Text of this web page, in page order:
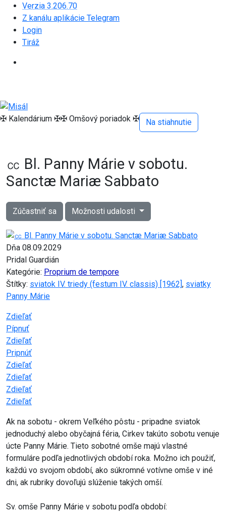
Verzia 3.206.70
Z kanálu aplikácie Telegram
Login
Tiráž
✠ Kalendárium ✠✠ Omšový poriadok ✠ Na stiahnutie
㏄ Bl. Panny Márie v sobotu.
Sanctæ Mariæ Sabbato
Zúčastniť sa Možnosti udalosti
Dňa 08.09.2029
Pridal Guardián
Kategórie: Proprium de tempore
Štítky: sviatok IV. triedy (festum IV. classis) [1962], sviatky
Panny Márie
Zdieľať
Pípnuť
Zdieľať
Pripnúť
Zdieľať
Zdieľať
Zdieľať
Zdieľať
Ak na sobotu - okrem Veľkého pôstu - pripadne sviatok
jednoduchý alebo obyčajná féria, Cirkev takúto sobotu venuje
úcte Panny Márie. Tieto sobotné omše majú vlastné
formuláre podľa jednotlivých období roka. Možno ich použiť,
každú vo svojom období, ako súkromné votívne omše v iné
dni, ak rubriky dovoľujú slúženie takých omší.
Sv. omše Panny Márie v sobotu podľa období: